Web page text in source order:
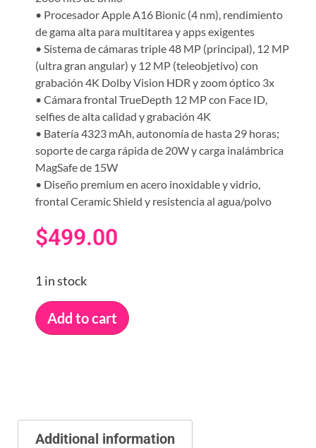
• Procesador Apple A16 Bionic (4 nm), rendimiento
de gama alta para multitarea y apps exigentes
• Sistema de cámaras triple 48 MP (principal), 12 MP
(ultra gran angular) y 12 MP (teleobjetivo) con
grabación 4K Dolby Vision HDR y zoom óptico 3x
• Cámara frontal TrueDepth 12 MP con Face ID,
selfies de alta calidad y grabación 4K
• Batería 4323 mAh, autonomía de hasta 29 horas;
soporte de carga rápida de 20W y carga inalámbrica
MagSafe de 15W
• Diseño premium en acero inoxidable y vidrio,
frontal Ceramic Shield y resistencia al agua/polvo
$499.00
1 in stock
Add to cart
Additional information